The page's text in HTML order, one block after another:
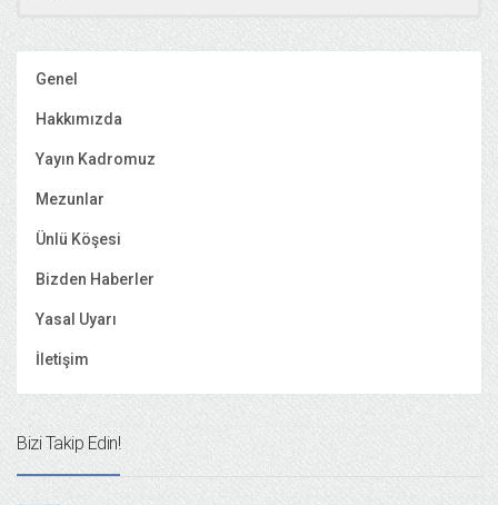
Genel
Hakkımızda
Yayın Kadromuz
Mezunlar
Ünlü Köşesi
Bizden Haberler
Yasal Uyarı
İletişim
Bizi Takip Edin!